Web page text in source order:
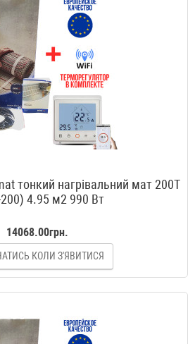
тонкий нагрівальний мат 200T
200) 4.95 м2 990 Вт
14068.00грн.
КОЛИ З'ЯВИТИСЯ